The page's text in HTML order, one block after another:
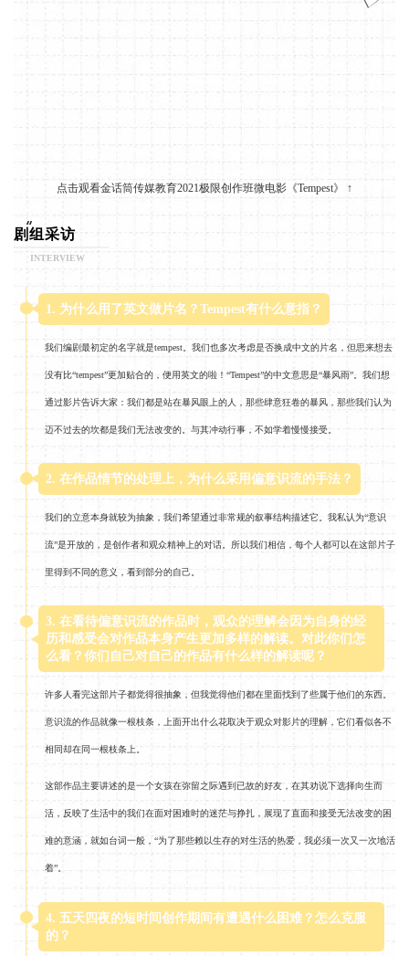
点击观看金话筒传媒教育2021极限创作班微电影《Tempest》 ↑
剧组采访
INTERVIEW
1. 为什么用了英文做片名？Tempest有什么意指？
我们编剧最初定的名字就是tempest。我们也多次考虑是否换成中文的片名，但思来想去
没有比“tempest”更加贴合的，便用英文的啦！“Tempest”的中文意思是“暴风雨”。我们想
通过影片告诉大家：我们都是站在暴风眼上的人，那些肆意狂卷的暴风，那些我们认为
迈不过去的坎都是我们无法改变的。与其冲动行事，不如学着慢慢接受。
2. 在作品情节的处理上，为什么采用偏意识流的手法？
我们的立意本身就较为抽象，我们希望通过非常规的叙事结构描述它。我私认为“意识
流”是开放的，是创作者和观众精神上的对话。所以我们相信，每个人都可以在这部片子
里得到不同的意义，看到部分的自己。
3. 在看待偏意识流的作品时，观众的理解会因为自身的经
历和感受会对作品本身产生更加多样的解读。对此你们怎
么看？你们自己对自己的作品有什么样的解读呢？
许多人看完这部片子都觉得很抽象，但我觉得他们都在里面找到了些属于他们的东西。
意识流的作品就像一根枝条，上面开出什么花取决于观众对影片的理解，它们看似各不
相同却在同一根枝条上。
这部作品主要讲述的是一个女孩在弥留之际遇到已故的好友，在其劝说下选择向生而
活，反映了生活中的我们在面对困难时的迷茫与挣扎，展现了直面和接受无法改变的困
难的意涵，就如台词一般，“为了那些赖以生存的对生活的热爱，我必须一次又一次地活
着”。
4. 五天四夜的短时间创作期间有遭遇什么困难？怎么克服
的？